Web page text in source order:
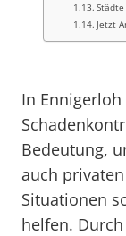
Jetzt
In
Bedeutung,
auch
Situationen
helfen.